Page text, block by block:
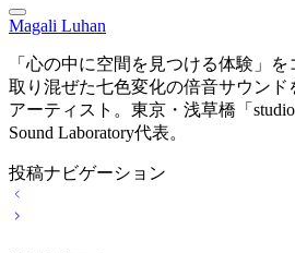
Magali Luhan
「心の中に空間を見つける体験」
取り混ぜた七色変化の倍音サウンド
アーティスト。東京・浅草橋「
Sound Laboratory代表。
投稿ナビゲーション